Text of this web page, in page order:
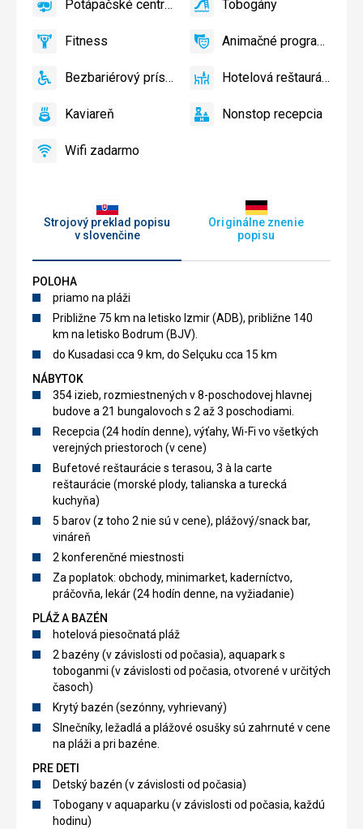
Strojový preklad popisu
v slovenčine
Originálne znenie
popisu
POLOHA
priamo na pláži
Približne 75 km na letisko Izmir (ADB), približne 140
km na letisko Bodrum (BJV).
do Kusadasi cca 9 km, do Selçuku cca 15 km
NÁBYTOK
354 izieb, rozmiestnených v 8-poschodovej hlavnej
budove a 21 bungalovoch s 2 až 3 poschodiami.
Recepcia (24 hodín denne), výťahy, Wi-Fi vo všetkých
verejných priestoroch (v cene)
Bufetové reštaurácie s terasou, 3 à la carte
reštaurácie (morské plody, talianska a turecká
kuchyňa)
5 barov (z toho 2 nie sú v cene), plážový/snack bar,
vináreň
2 konferenčné miestnosti
Za poplatok: obchody, minimarket, kaderníctvo,
práčovňa, lekár (24 hodín denne, na vyžiadanie)
PLÁŽ A BAZÉN
hotelová piesočnatá pláž
2 bazény (v závislosti od počasia), aquapark s
toboganmi (v závislosti od počasia, otvorené v určitých
časoch)
Krytý bazén (sezónny, vyhrievaný)
Slnečníky, ležadlá a plážové osušky sú zahrnuté v cene
na pláži a pri bazéne.
PRE DETI
Detský bazén (v závislosti od počasia)
Tobogany v aquaparku (v závislosti od počasia, každú
hodinu)
na
zadarmo
Detský
Potápačské
Potápačské centrum
áno Tobogány
Tobogány
áno
FitnessFitness
áno
Animačné
Animačné programy
áno
Bezbariérový
Bezbariérový prístup
áno
Hotelová
Hotelová reštaurácia
áno
KaviareňKaviareň
áno
NonstopNonstop recepcia
áno
Wifi
Wifi zadarmo
áno